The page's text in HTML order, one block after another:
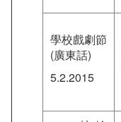
學校戲劇節
(廣東話)
5.2.2015